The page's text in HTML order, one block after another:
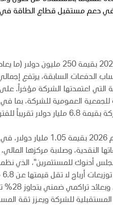
دعم مستقبل قطاع الطاقة في
التي اعتمدتها الشركة مؤخراً.
للجمعية العمومية للشركة، بما
كما حدّد المجلس الحد الأدنى
النقدية، وصلابة مركزها
2025